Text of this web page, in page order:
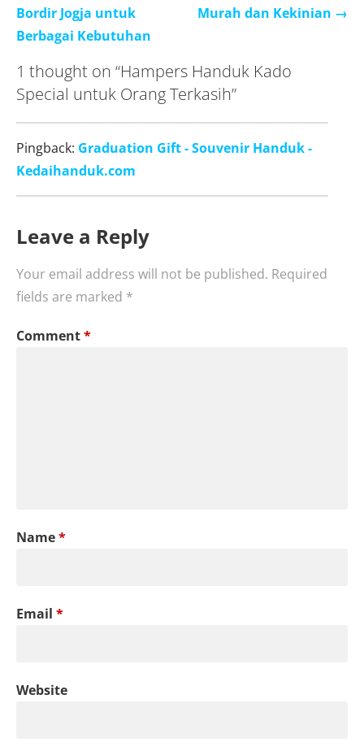
navigation
Bordir Jogja untuk
Berbagai Kebutuhan
Murah dan Kekinian →
1 thought on “Hampers Handuk Kado
Special untuk Orang Terkasih”
Pingback: Graduation Gift - Souvenir Handuk -
Kedaihanduk.com
Leave a Reply
Your email address will not be published. Required
fields are marked *
Comment*
Name*
Email *
Website